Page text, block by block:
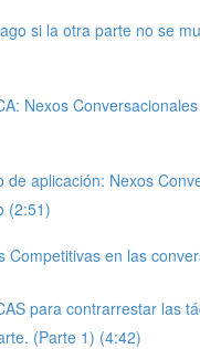
si la otra parte no se
Nexos
de aplicación: Nexos
(2:51)
Competitivas en las
para contrarrestar las
(Parte 1) (4:42)